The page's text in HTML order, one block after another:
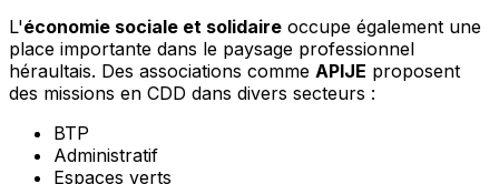
L'économie sociale et solidaire occupe également une
place importante dans le paysage professionnel
héraultais. Des associations comme APIJE proposent
des missions en CDD dans divers secteurs :
BTP
Administratif
Espaces verts